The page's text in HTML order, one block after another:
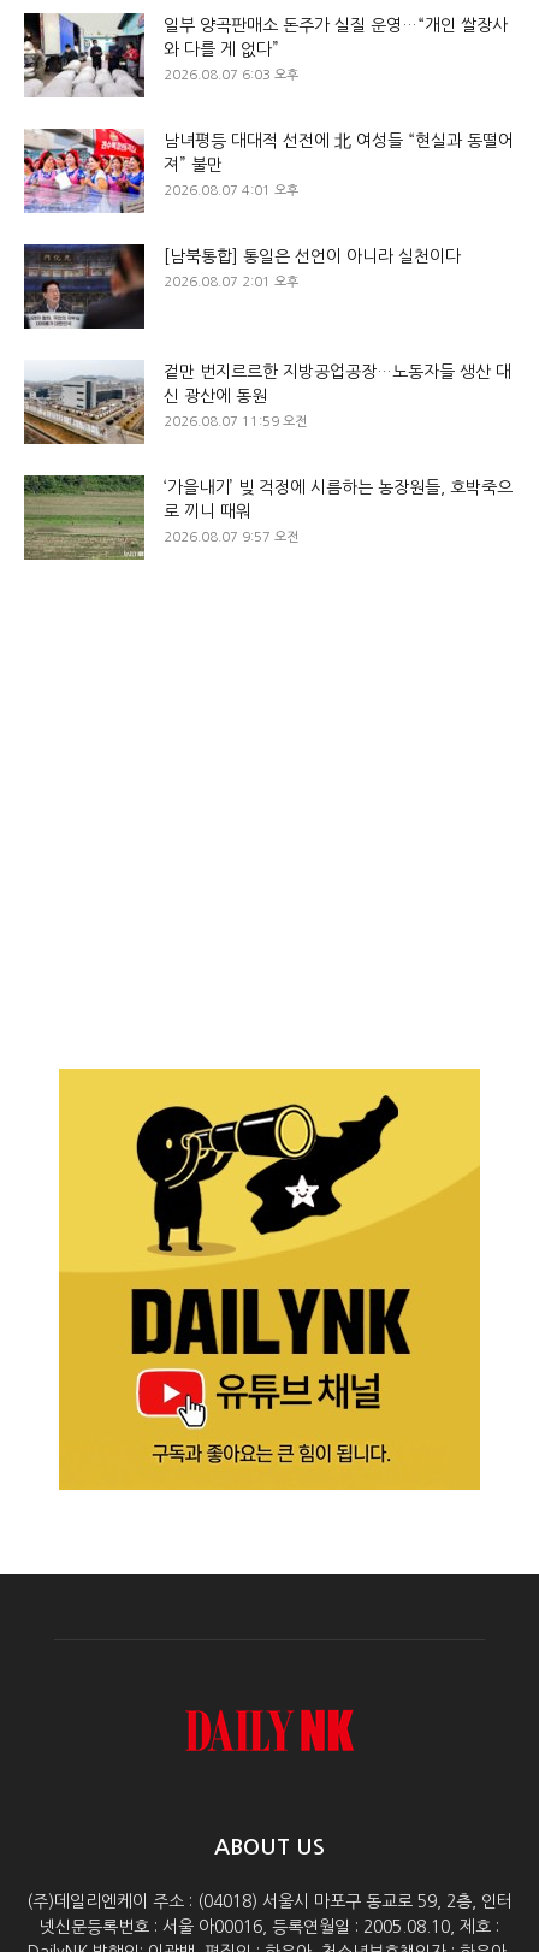
일부 양곡판매소 돈주가 실질 운영…“개인 쌀장사
와 다를 게 없다”
2026.08.07 6:03 오후
남녀평등 대대적 선전에 北 여성들 “현실과 동떨어
져” 불만
2026.08.07 4:01 오후
[남북통합] 통일은 선언이 아니라 실천이다
2026.08.07 2:01 오후
겉만 번지르르한 지방공업공장…노동자들 생산 대
신 광산에 동원
2026.08.07 11:59 오전
‘가을내기’ 빚 걱정에 시름하는 농장원들, 호박죽으
로 끼니 때워
2026.08.07 9:57 오전
ABOUT US
(주)데일리엔케이 주소 : (04018) 서울시 마포구 동교로 59, 2층, 인터
넷신문등록번호 : 서울 아00016, 등록연월일 : 2005.08.10, 제호 :